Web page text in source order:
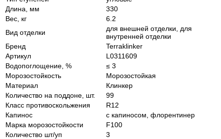
Длина, мм
330
Вес, кг
6.2
Вид отделки
для внешней отделки, для
внутренней отделки
Бренд
Terraklinker
Артикул
L0311609
Водопоглощение, %
≤ 3
Морозостойкость
Морозостойкая
Материал
Клинкер
Количество на поддоне, шт.
99
Класс противоскольжения
R12
Капинос
с капиносом, флорентинер
Марка морозостойкости
F100
Количество шт/уп
3